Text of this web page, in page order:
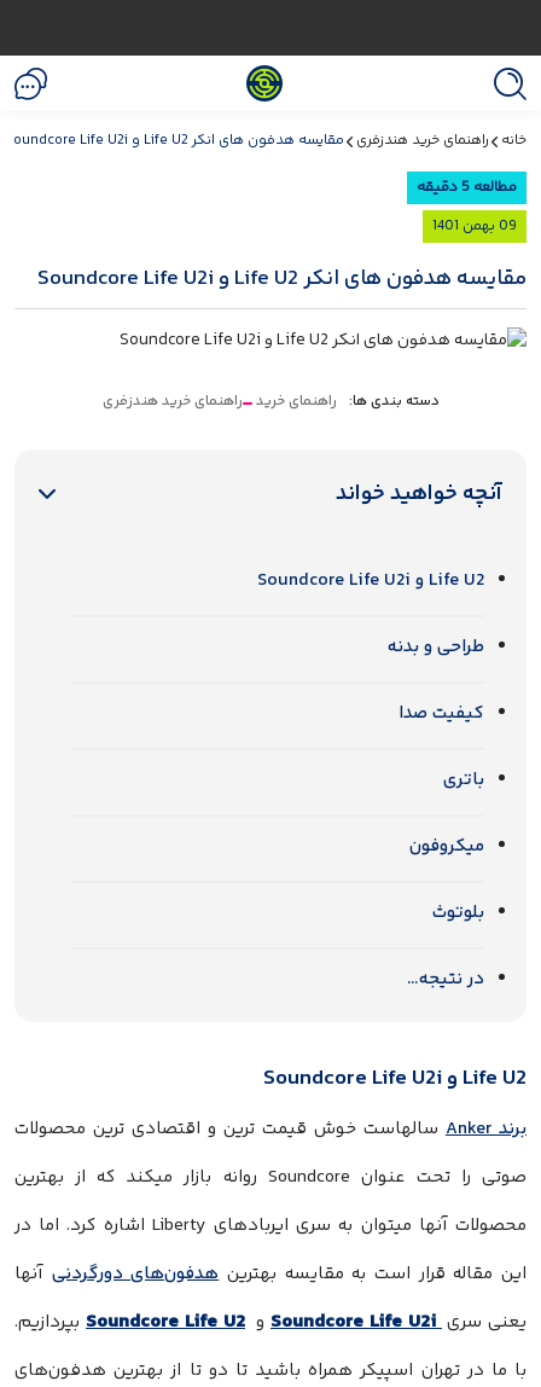
خانه راهنمای خرید هندزفری مقایسه هدفون های انکر Life U2 و Soundcore Life U2i
مطالعه 5 دقیقه
09 بهمن 1401
مقایسه هدفون های انکر Life U2 و Soundcore Life U2i
دسته بندی ها: راهنمای خرید راهنمای خرید هندزفری
آنچه خواهید خواند
Life U2 و Soundcore Life U2i
طراحی و بدنه
کیفیت صدا
باتری
میکروفون
بلوتوث
در نتیجه…
Life U2 و Soundcore Life U2i
برند Anker
سالهاست خوش قیمت ترین و اقتصادی ترین محصولات
صوتی را تحت عنوان Soundcore روانه بازار میکند که از بهترین
محصولات آنها میتوان به سری ایربادهای Liberty اشاره کرد. اما در
این مقاله قرار است به مقایسه بهترینهدفون‌های دورگردنی آنها
یعنی سری Soundcore Life U2i و Soundcore Life U2 بپردازیم.
با ما در تهران اسپیکر همراه باشید تا دو تا از بهترین هدفون‌های